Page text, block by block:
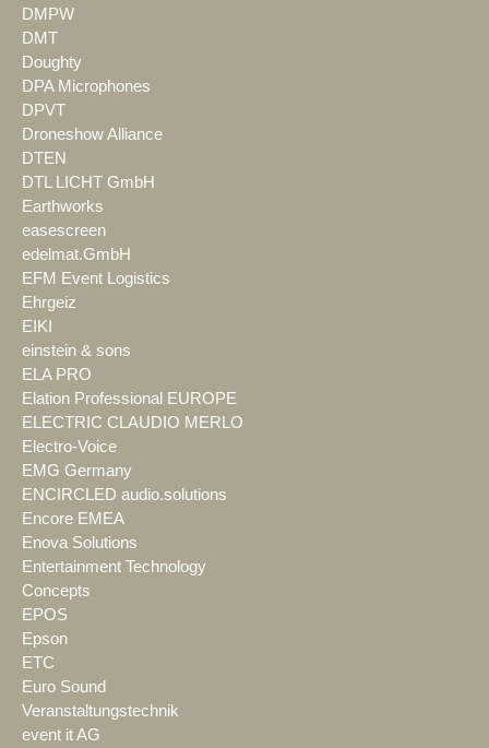
DMPW
DMT
Doughty
DPA Microphones
DPVT
Droneshow Alliance
DTEN
DTL LICHT GmbH
Earthworks
easescreen
edelmat.GmbH
EFM Event Logistics
Ehrgeiz
EIKI
einstein & sons
ELA PRO
Elation Professional EUROPE
ELECTRIC CLAUDIO MERLO
Electro-Voice
EMG Germany
ENCIRCLED audio.solutions
Encore EMEA
Enova Solutions
Entertainment Technology
Concepts
EPOS
Epson
ETC
Euro Sound
Veranstaltungstechnik
event it AG